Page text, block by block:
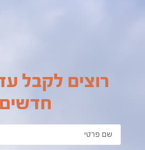
רוצים לקבל